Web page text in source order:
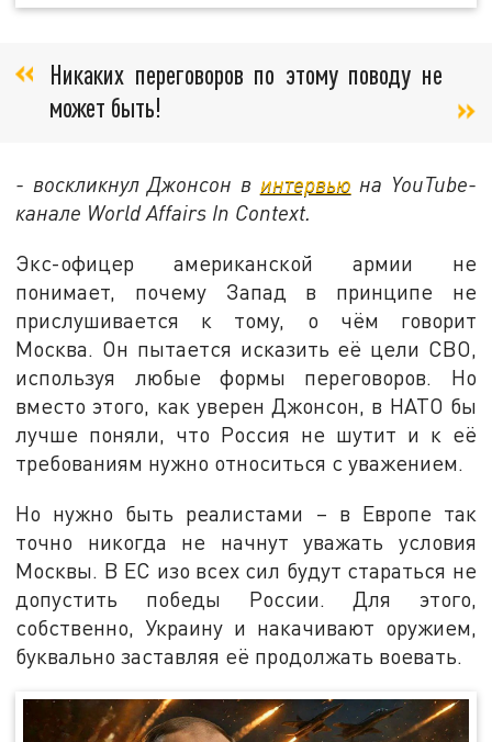
Никаких переговоров по этому поводу не
может быть!
- воскликнул Джонсон в интервью на YouTube-
канале World Affairs In Context.
Экс-офицер американской армии не
понимает, почему Запад в принципе не
прислушивается к тому, о чём говорит
Москва. Он пытается исказить её цели СВО,
используя любые формы переговоров. Но
вместо этого, как уверен Джонсон, в НАТО бы
лучше поняли, что Россия не шутит и к её
требованиям нужно относиться с уважением.
Но нужно быть реалистами – в Европе так
точно никогда не начнут уважать условия
Москвы. В ЕС изо всех сил будут стараться не
допустить победы России. Для этого,
собственно, Украину и накачивают оружием,
буквально заставляя её продолжать воевать.